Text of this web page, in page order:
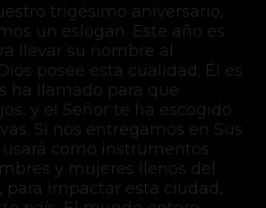
trigésimo aniversario,
un eslogan. Este año es
llevar su nombre al
posee esta cualidad; Él es
ha llamado para que
y el Señor te ha escogido
Si nos entregamos en Sus
usará como instrumentos
y mujeres llenos del
para impactar esta ciudad,